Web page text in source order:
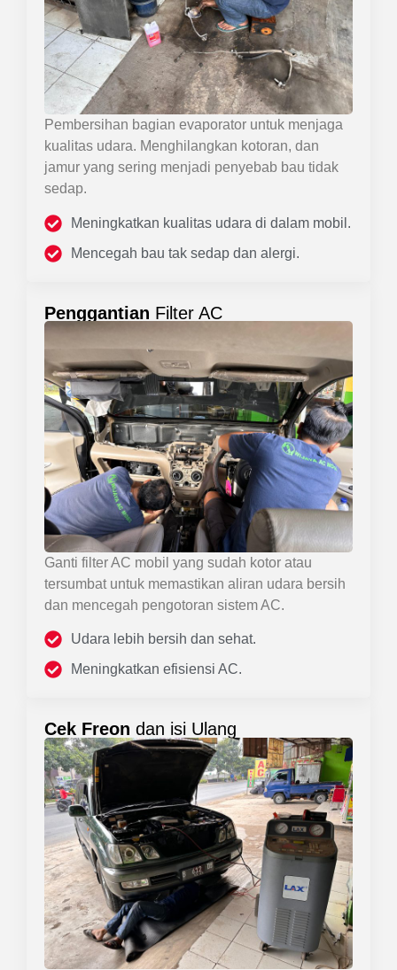
Pembersihan bagian evaporator untuk menjaga
kualitas udara. Menghilangkan kotoran, dan
jamur yang sering menjadi penyebab bau tidak
sedap.
Meningkatkan kualitas udara di dalam mobil.
Mencegah bau tak sedap dan alergi.
Penggantian Filter AC
Ganti filter AC mobil yang sudah kotor atau
tersumbat untuk memastikan aliran udara bersih
dan mencegah pengotoran sistem AC.
Udara lebih bersih dan sehat.
Meningkatkan efisiensi AC.
Cek Freon dan isi Ulang